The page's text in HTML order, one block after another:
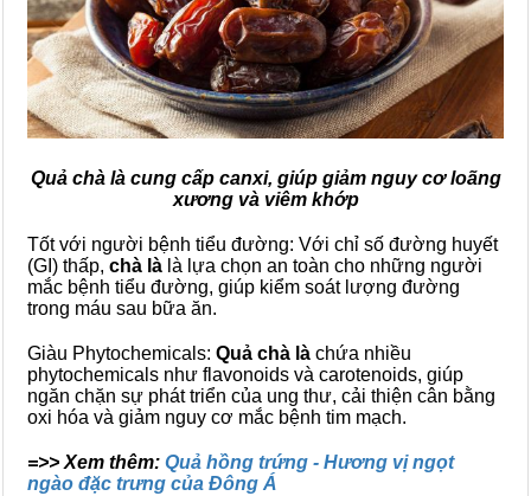
Quả chà là cung cấp canxi, giúp giảm nguy cơ loãng
xương và viêm khớp
Tốt với người bệnh tiểu đường: Với chỉ số đường huyết
(GI) thấp, chà là là lựa chọn an toàn cho những người
mắc bệnh tiểu đường, giúp kiểm soát lượng đường
trong máu sau bữa ăn.
Giàu Phytochemicals: Quả chà là chứa nhiều
phytochemicals như flavonoids và carotenoids, giúp
ngăn chặn sự phát triển của ung thư, cải thiện cân bằng
oxi hóa và giảm nguy cơ mắc bệnh tim mạch.
=>> Xem thêm: Quả hồng trứng - Hương vị ngọt
ngào đặc trưng của Đông Á